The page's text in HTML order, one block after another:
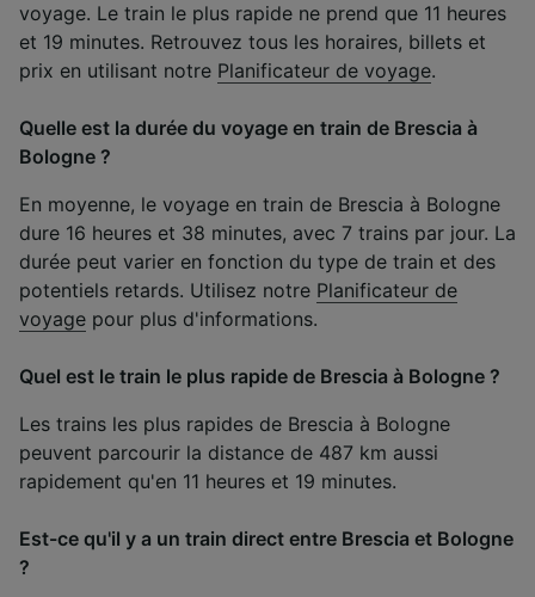
voyage. Le train le plus rapide ne prend que 11 heures
et 19 minutes. Retrouvez tous les horaires, billets et
prix en utilisant notre Planificateur de voyage.
Quelle est la durée du voyage en train de Brescia à
Bologne ?
En moyenne, le voyage en train de Brescia à Bologne
dure 16 heures et 38 minutes, avec 7 trains par jour. La
durée peut varier en fonction du type de train et des
potentiels retards. Utilisez notre Planificateur de
voyage pour plus d'informations.
Quel est le train le plus rapide de Brescia à Bologne ?
Les trains les plus rapides de Brescia à Bologne
peuvent parcourir la distance de 487 km aussi
rapidement qu'en 11 heures et 19 minutes.
Est-ce qu'il y a un train direct entre Brescia et Bologne
?